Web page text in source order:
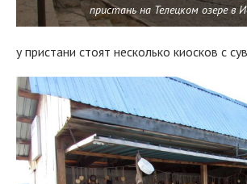
пристань на Телецком озере в
у пристани стоят несколько киосков с